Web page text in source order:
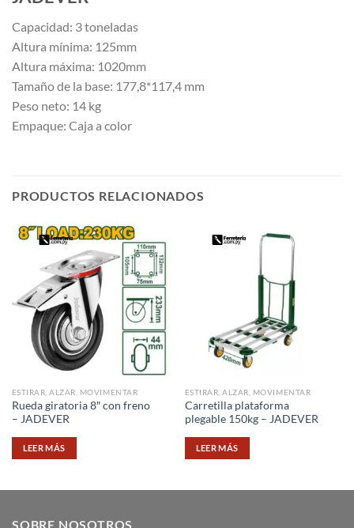
Capacidad: 3 toneladas
Altura mínima: 125mm
Altura máxima: 1020mm
Tamaño de la base: 177,8*117,4 mm
Peso neto: 14 kg
Empaque: Caja a color
PRODUCTOS RELACIONADOS
ESTIRAR, ALZAR, MOVIMENTAR
Rueda giratoria 8″ con freno
– JADEVER
LEER MÁS
ESTIRAR, ALZAR, MOVIMENTAR
Carretilla plataforma
plegable 150kg – JADEVER
LEER MÁS
SOBRE NOSOTROS